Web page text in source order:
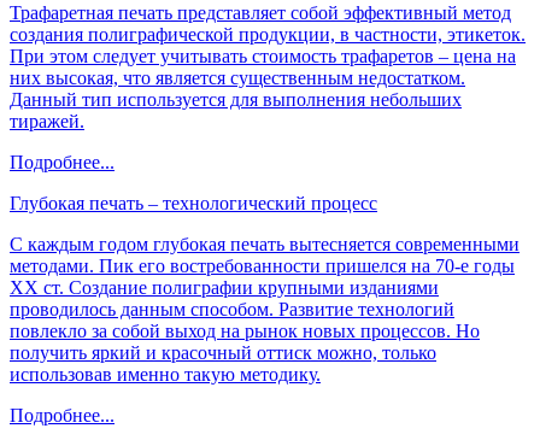
Трафаретная печать представляет собой эффективный метод
создания полиграфической продукции, в частности, этикеток.
При этом следует учитывать стоимость трафаретов – цена на
них высокая, что является существенным недостатком.
Данный тип используется для выполнения небольших
тиражей.
Подробнее...
Глубокая печать – технологический процесс
С каждым годом глубокая печать вытесняется современными
методами. Пик его востребованности пришелся на 70-е годы
ХХ ст. Создание полиграфии крупными изданиями
проводилось данным способом. Развитие технологий
повлекло за собой выход на рынок новых процессов. Но
получить яркий и красочный оттиск можно, только
использовав именно такую методику.
Подробнее...